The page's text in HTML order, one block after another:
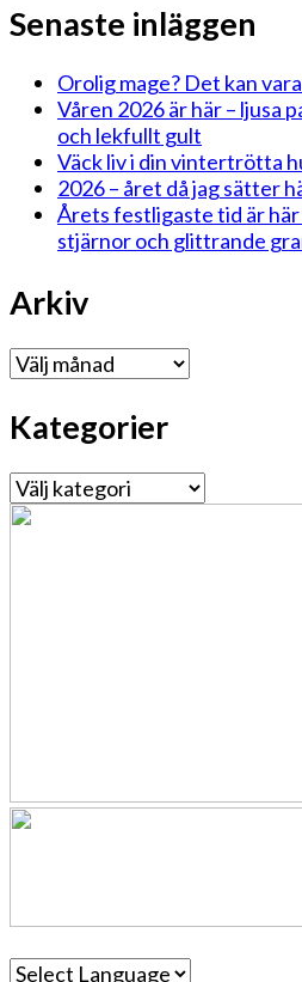
Senaste inläggen
Orolig mage? Det kan
Våren 2026 är här – ljusa
och lekfullt gult
Väck liv i din vintertrötta
2026 – året då jag sätter
Årets festligaste tid är här
stjärnor och glittrande
Arkiv
Arkiv
Kategorier
Kategorier